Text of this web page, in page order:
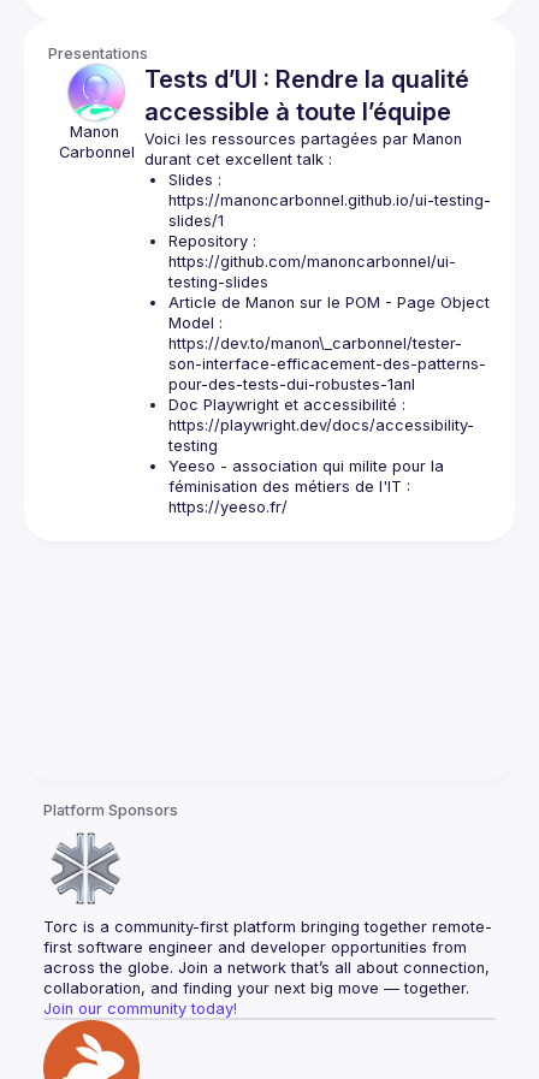
Presentations
Manon
Carbonnel
Tests d’UI : Rendre la qualité
accessible à toute l’équipe
Voici les ressources partagées par Manon
https://manoncarbonnel.github.io/ui-testing-
slides/1
https://github.com/manoncarbonnel/ui-
testing-slides
Article de Manon sur le POM - Page Object
https://dev.to/manon\_carbonnel/tester-
son-interface-efficacement-des-patterns-
pour-des-tests-dui-robustes-1anl
https://playwright.dev/docs/accessibility-
testing
Yeeso - association qui milite pour la
https://yeeso.fr/
Platform Sponsors
Torc is a community-first platform bringing together remote-
first software engineer and developer opportunities from
across the globe. Join a network that’s all about connection,
collaboration, and finding your next big move — together.
Join our community today!